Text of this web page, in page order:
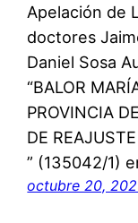
Apelación de
doctores
Daniel Sosa
“BALOR
PROVINCIA
DE
” (135042/1)
octubre 20,